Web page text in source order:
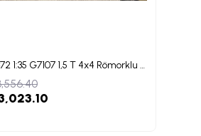
MiniArt 35372 1:35 G7107 1,5 T 4x4 Römorklu Kargo Kamyonu Maketi